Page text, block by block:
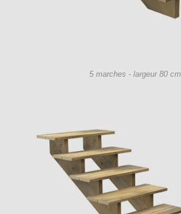
5 marches - largeur 80 cm